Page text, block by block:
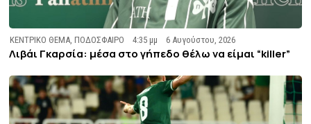
ΚΕΝΤΡΙΚΟ ΘΕΜΑ ,ΠΟΔΟΣΦΑΙΡΟ 4:35 μμ 6 Αυγούστου, 2026
Λιβάι Γκαρσία: μέσα στο γήπεδο θέλω να είμαι “killer”